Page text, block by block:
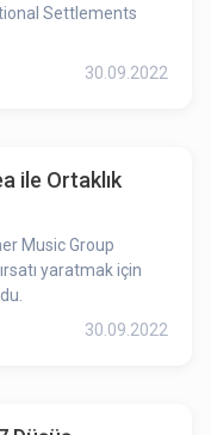
Settlements
30.09.2022
ile Ortaklık
Music Group
yaratmak için
30.09.2022